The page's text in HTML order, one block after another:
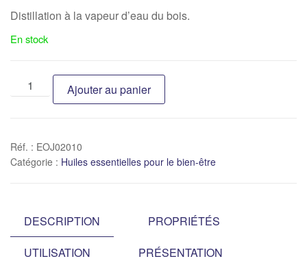
Distillation à la vapeur d’eau du bois.
En stock
Ajouter au panier
Réf. : EOJ02010
Catégorie : Huiles essentielles pour le bien-être
DESCRIPTION
PROPRIÉTÉS
UTILISATION
PRÉSENTATION